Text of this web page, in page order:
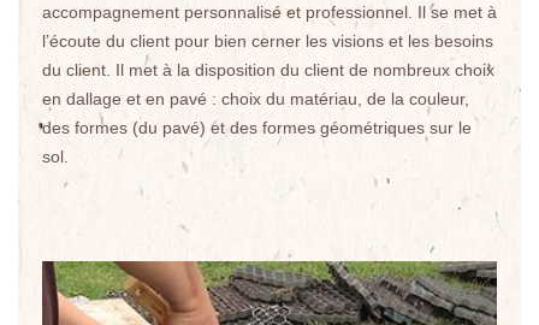
accompagnement personnalisé et professionnel. Il se met à
l’écoute du client pour bien cerner les visions et les besoins
du client. Il met à la disposition du client de nombreux choix
en dallage et en pavé : choix du matériau, de la couleur,
des formes (du pavé) et des formes géométriques sur le
sol.